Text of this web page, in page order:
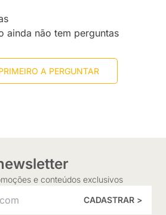
ainda não tem perguntas
A PERGUNTAR
e conteúdos exclusivos
CADASTRAR >